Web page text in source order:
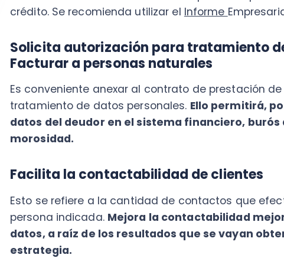
Esto se refiere a la cantidad de contactos que
datos, a raíz de los resultados que se vayan
estrategia.
Procesa las facturas impagas
Sigue la ley para que nada cuestione tu proceder como
Si es que pasaron los períodos de pago estipulados en
factura atrasada.
Acudir a la vía judicial: una factura (papel o electrónica)
título ejecutivo gracias a las disposiciones en la ley
obligado es mediante un juicio de cobro de deuda o juicio